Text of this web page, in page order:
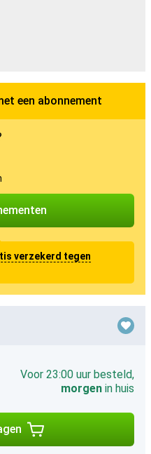
een abonnement
verzekerd tegen
Voor 23:00 uur besteld,
morgen in huis